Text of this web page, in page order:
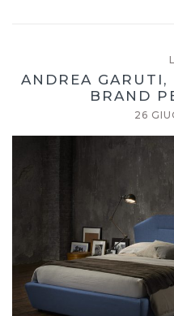
ANDREA GARUTI,
BRAND
26